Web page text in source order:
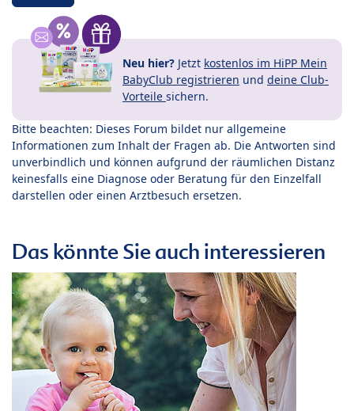
Neu hier? Jetzt kostenlos im HiPP Mein
BabyClub registrieren und deine Club-
Vorteile sichern.
Bitte beachten: Dieses Forum bildet nur allgemeine
Informationen zum Inhalt der Fragen ab. Die Antworten sind
unverbindlich und können aufgrund der räumlichen Distanz
keinesfalls eine Diagnose oder Beratung für den Einzelfall
darstellen oder einen Arztbesuch ersetzen.
Das könnte Sie auch interessieren